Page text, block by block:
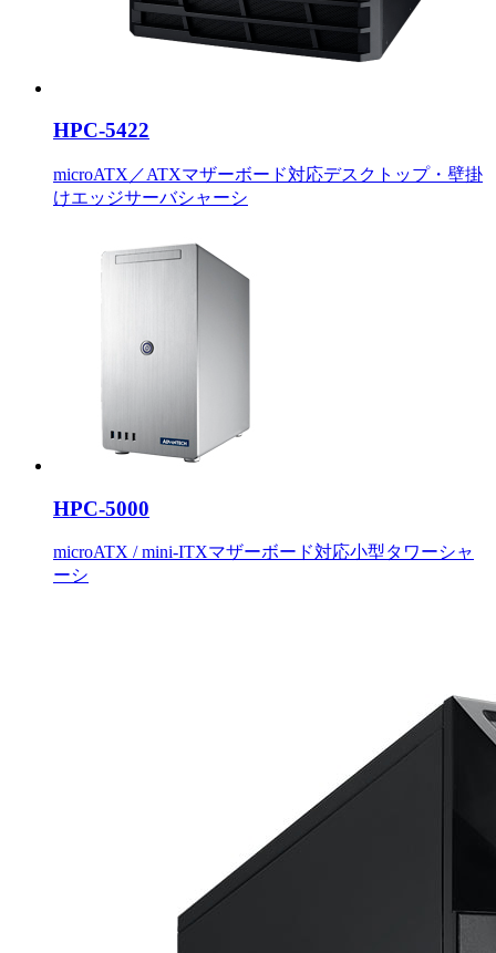
HPC-5422
microATX／ATXマザーボード対応デスクトップ・壁掛
けエッジサーバシャーシ
HPC-5000
microATX / mini-ITXマザーボード対応小型タワーシャ
ーシ